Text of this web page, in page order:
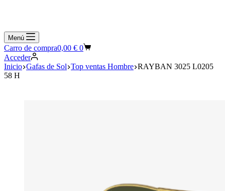
Menú
Carro de compra0,00 € 0
Acceder
Inicio Gafas de Sol Top ventas Hombre RAYBAN 3025 L0205
58 H